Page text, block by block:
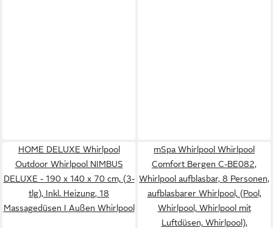
HOME DELUXE Whirlpool
Outdoor Whirlpool NIMBUS
DELUXE - 190 x 140 x 70 cm, (3-
tlg), Inkl. Heizung, 18
Massagedüsen I Außen Whirlpool
mSpa Whirlpool Whirlpool
Comfort Bergen C-BE082,
Whirlpool aufblasbar, 8 Personen,
aufblasbarer Whirlpool, (Pool,
Whirlpool, Whirlpool mit
Luftdüsen, Whirlpool),